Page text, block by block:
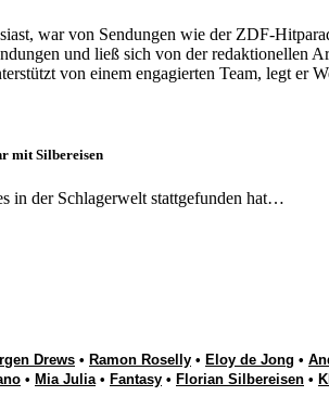
war von Sendungen wie der ZDF-
und ließ sich von der
von einem engagierten Team, legt er
mit Silbereisen
in der Schlagerwelt stattgefunden hat…
Drews • Ramon Roselly • Eloy de Jong •
• Mia Julia• Fantasy • Florian Silbereisen •